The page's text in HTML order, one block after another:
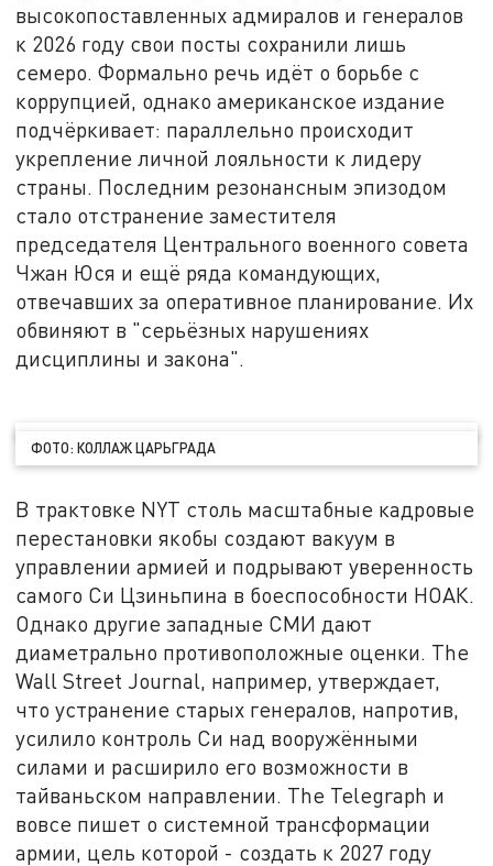
высокопоставленных адмиралов и генералов
к 2026 году свои посты сохранили лишь
семеро. Формально речь идёт о борьбе с
коррупцией, однако американское издание
подчёркивает: параллельно происходит
укрепление личной лояльности к лидеру
страны. Последним резонансным эпизодом
стало отстранение заместителя
председателя Центрального военного совета
Чжан Юся и ещё ряда командующих,
отвечавших за оперативное планирование. Их
обвиняют в "серьёзных нарушениях
дисциплины и закона".
ФОТО: КОЛЛАЖ ЦАРЬГРАДА
В трактовке NYT столь масштабные кадровые
перестановки якобы создают вакуум в
управлении армией и подрывают уверенность
самого Си Цзиньпина в боеспособности НОАК.
Однако другие западные СМИ дают
диаметрально противоположные оценки. The
Wall Street Journal, например, утверждает,
что устранение старых генералов, напротив,
усилило контроль Си над вооружёнными
силами и расширило его возможности в
тайваньском направлении. The Telegraph и
вовсе пишет о системной трансформации
армии, цель которой - создать к 2027 году